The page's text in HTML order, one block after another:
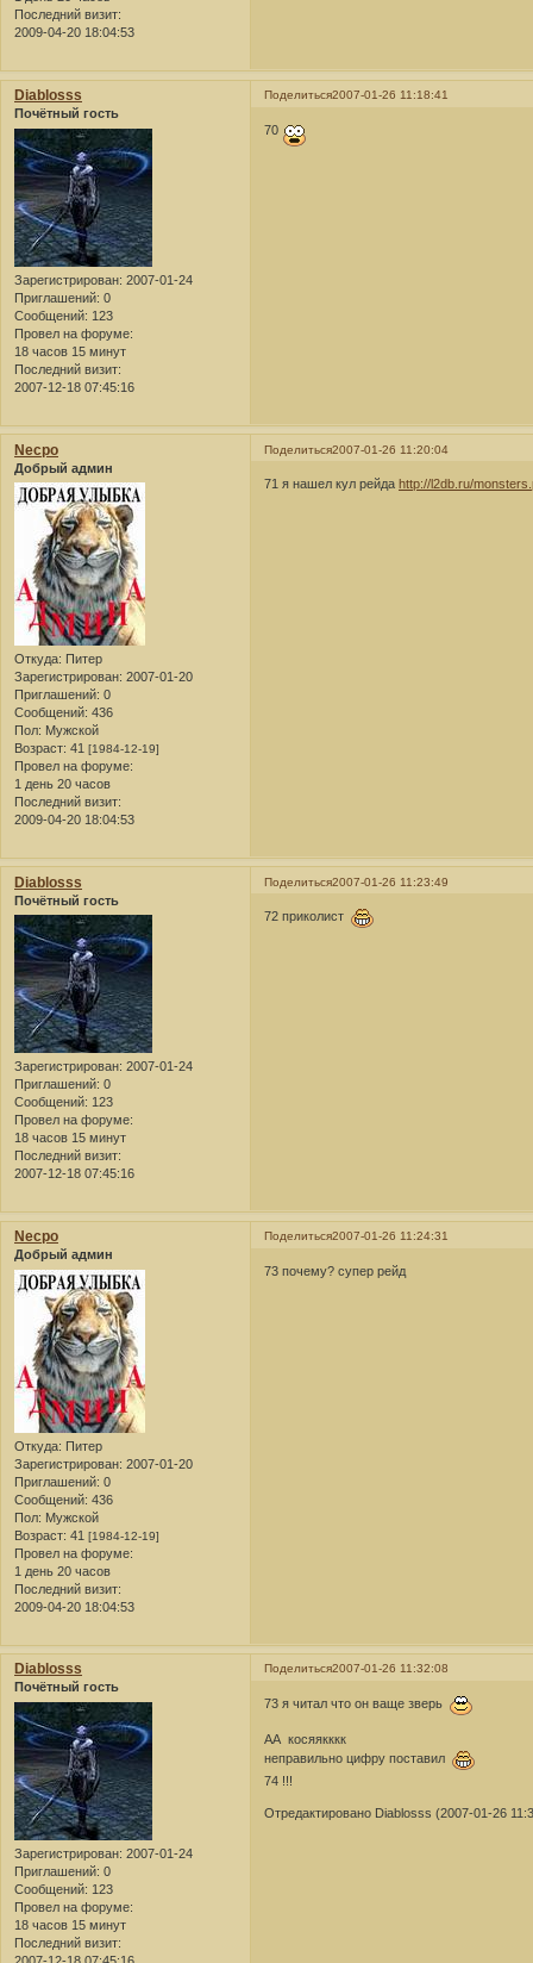
Последний визит:
2009-04-20 18:04:53
Поделиться2007-01-26 11:18:41
Diablosss
Почётный гость
Зарегистрирован: 2007-01-24
Приглашений: 0
Сообщений: 123
Провел на форуме:
18 часов 15 минут
Последний визит:
2007-12-18 07:45:16
70
Поделиться2007-01-26 11:20:04
Necpo
Добрый админ
Откуда: Питер
Зарегистрирован: 2007-01-20
Приглашений: 0
Сообщений: 436
Пол: Мужской
Возраст: 41 [1984-12-19]
Провел на форуме:
1 день 20 часов
Последний визит:
2009-04-20 18:04:53
71 я нашел кул рейдаhttp://l2db.ru/
Поделиться2007-01-26 11:23:49
Diablosss
Почётный гость
Зарегистрирован: 2007-01-24
Приглашений: 0
Сообщений: 123
Провел на форуме:
18 часов 15 минут
Последний визит:
2007-12-18 07:45:16
72 приколист
Поделиться2007-01-26 11:24:31
Necpo
Добрый админ
Откуда: Питер
Зарегистрирован: 2007-01-20
Приглашений: 0
Сообщений: 436
Пол: Мужской
Возраст: 41 [1984-12-19]
Провел на форуме:
1 день 20 часов
Последний визит:
2009-04-20 18:04:53
73 почему? супер рейд
Поделиться2007-01-26 11:32:08
Diablosss
Почётный гость
Зарегистрирован: 2007-01-24
Приглашений: 0
Сообщений: 123
Провел на форуме:
18 часов 15 минут
Последний визит:
73 я читал что он ваще зверь
АА косяякккк
неправильно цифру поставил
74 !!!
Отредактировано Diablosss (2007-01-26